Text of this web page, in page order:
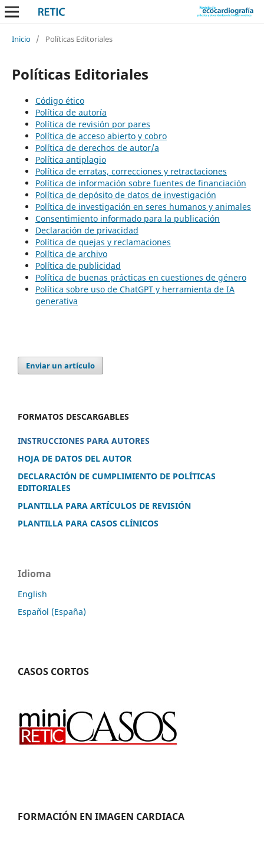
Inicio / Políticas Editoriales
Políticas Editoriales
Código ético
Política de autoría
Política de revisión por pares
Política de acceso abierto y cobro
Política de derechos de autor/a
Política antiplagio
Política de erratas, correcciones y retractaciones
Política de información sobre fuentes de financiación
Política de depósito de datos de investigación
Política de investigación en seres humanos y animales
Consentimiento informado para la publicación
Declaración de privacidad
Política de quejas y reclamaciones
Política de archivo
Política de publicidad
Política de buenas prácticas en cuestiones de género
Política sobre uso de ChatGPT y herramienta de IA
generativa
Enviar un artículo
FORMATOS DESCARGABLES
INSTRUCCIONES PARA AUTORES
HOJA DE DATOS DEL AUTOR
DECLARACIÓN DE CUMPLIMIENTO DE POLÍTICAS
EDITORIALES
PLANTILLA PARA ARTÍCULOS DE REVISIÓN
PLANTILLA PARA CASOS CLÍNICOS
Idioma
English
Español (España)
CASOS CORTOS
FORMACIÓN EN IMAGEN CARDIACA